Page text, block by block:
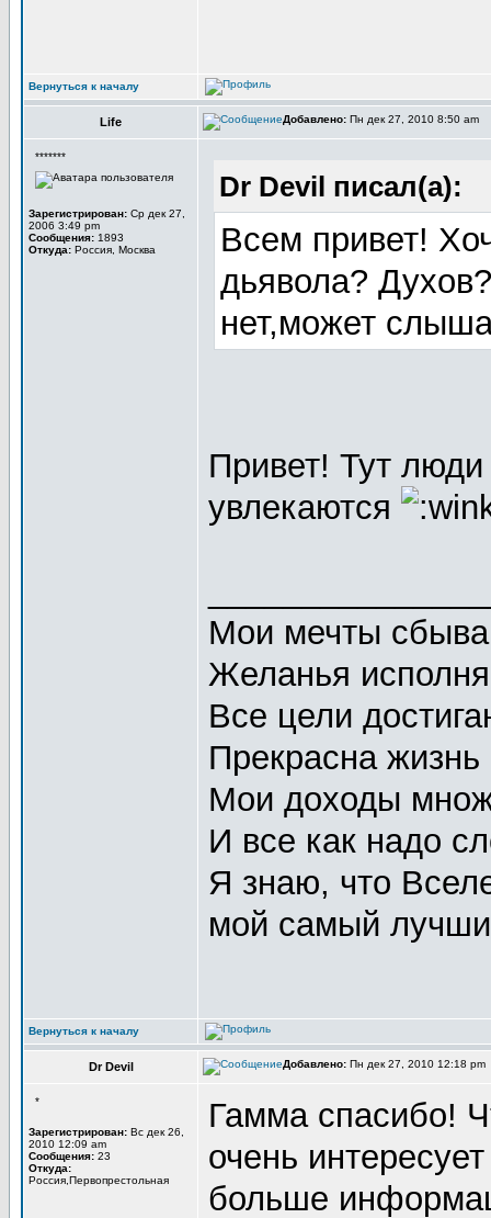
Вернуться к началу
Life Добавлено: Пн дек 27, 2010 8:50 am
*******
Зарегистрирован: Ср дек 27,
2006 3:49 pm
Сообщения: 1893
Откуда: Россия, Москва
Dr Devil писал(а):
Всем привет!
дьявола?
нет,может
Привет! Тут
увлекаются
Мои мечты
Желанья
Все цели
Прекрасна жизнь
Мои доходы
И все как надо
Я знаю, что
мой самый
Вернуться к началу
Dr Devil Добавлено: Пн дек 27, 2010 12:18 pm
*
Зарегистрирован: Вс дек 26,
2010 12:09 am
Сообщения: 23
Откуда:
Россия,Первопрестольная
Гамма спасибо!
очень
больше